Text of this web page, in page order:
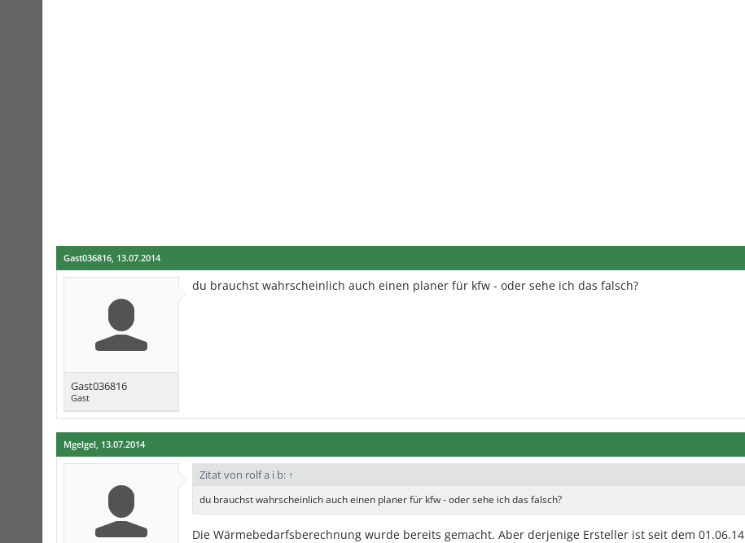
Gast036816, 13.07.2014
Gast036816
Gast
du brauchst wahrscheinlich auch einen planer für kfw - oder sehe ich das falsch?
Mgelgel, 13.07.2014
Zitat von rolf a i b: ↑
du brauchst wahrscheinlich auch einen planer für kfw - oder sehe ich das falsch?
Die Wärmebedarfsberechnung wurde bereits gemacht. Aber derjenige Ersteller ist seit dem 01.06.14